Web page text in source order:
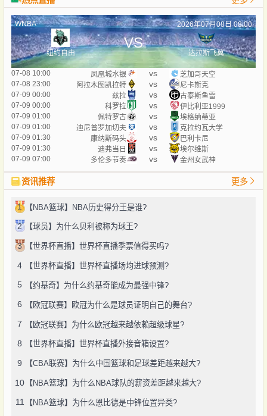
WNBA 2026年07月08日 08:00
纽约自由
VS
达拉斯飞翼
07-08 10:00 凤凰城水银 vs
芝加哥天空
07-08 23:00
阿拉木图凯拉特 vs
尼卡斯克
07-09 00:00
兹拉 vs
古泰斯鱼雷
07-09 00:00
科罗拉 vs
伊比利亚1999
07-09 01:00
佩特罗古 vs
埃格纳蒂亚
07-09 01:00
迪尼普罗加切夫 vs
克拉约瓦大学
07-09 01:30
康纳斯码头 vs
巴利卡尼
07-09 01:30
迪弗当日 vs
埃尔维斯
07-09 07:00
多伦多节奏 vs 金州女武神
资讯推荐 更多
1 【NBA篮球】NBA历史得分王是谁?
2 【球员】为什么贝利被称为球王?
3 【世界杯直播】世界杯直播季票值得买吗?
4 【世界杯直播】世界杯直播场均进球预测?
5 【约基奇】为什么约基奇能成为最强中锋?
6 【欧冠联赛】欧冠为什么是球员证明自己的舞台?
7 【欧冠联赛】为什么欧冠越来越依赖超级球星?
8 【世界杯直播】世界杯直播外接音箱设置?
9 【CBA联赛】为什么中国篮球和足球差距越来越大?
10 【NBA篮球】为什么NBA球队的薪资差距越来越大?
11 【NBA篮球】为什么恩比德是中锋位置异类?